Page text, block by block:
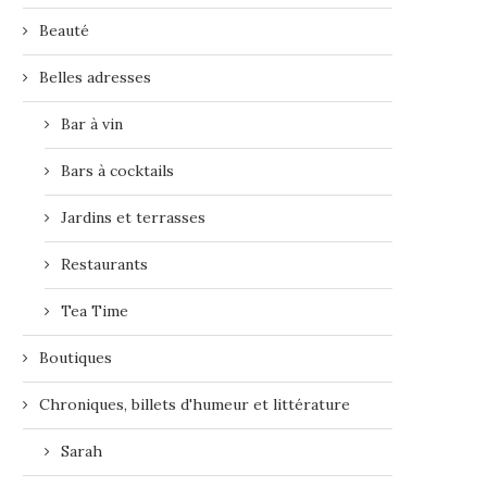
Beauté
Belles adresses
Bar à vin
Bars à cocktails
Jardins et terrasses
Restaurants
Tea Time
Boutiques
Chroniques, billets d'humeur et littérature
Sarah